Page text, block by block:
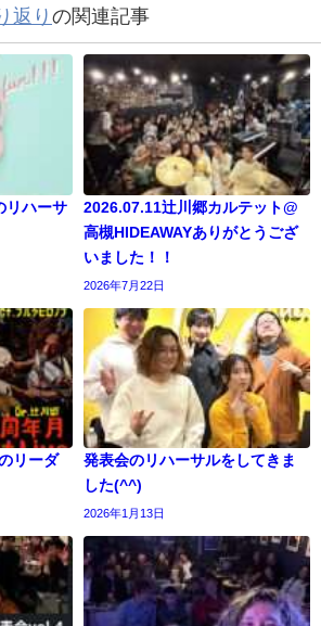
返り の関連記事
ハーサ
2026.07.11辻川郷カルテット@
高槻HIDEAWAYありがとうござ
いました！！
2026年7月22日
リーダ
発表会のリハーサルをしてきま
した(^^)
2026年1月13日